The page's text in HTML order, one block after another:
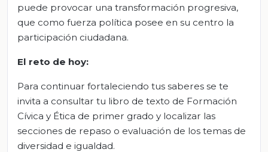
puede provocar una transformación progresiva,
que como fuerza política posee en su centro la
participación ciudadana.
El reto de hoy:
Para continuar fortaleciendo tus saberes se te
invita a consultar tu libro de texto de Formación
Cívica y Ética de primer grado y localizar las
secciones de repaso o evaluación de los temas de
diversidad e igualdad.